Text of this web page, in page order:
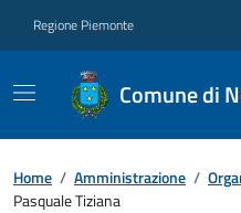
Regione Piemonte
Comune di
Home / Amministrazione /
Pasquale Tiziana